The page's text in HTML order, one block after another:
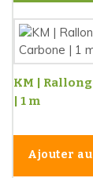
KM |
| 1 m
Ajouter